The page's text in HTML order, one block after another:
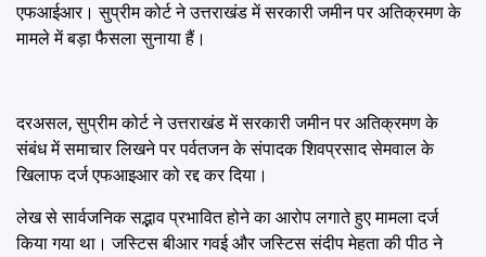
एफआईआर। सुप्रीम कोर्ट ने उत्तराखंड में सरकारी जमीन पर अतिक्रमण के
मामले में बड़ा फैसला सुनाया हैं।
दरअसल, सुप्रीम कोर्ट ने उत्तराखंड में सरकारी जमीन पर अतिक्रमण के
संबंध में समाचार लिखने पर पर्वतजन के संपादक शिवप्रसाद सेमवाल के
खिलाफ दर्ज एफआइआर को रद्द कर दिया।
लेख से सार्वजनिक सद्भाव प्रभावित होने का आरोप लगाते हुए मामला दर्ज
किया गया था। जस्टिस बीआर गवई और जस्टिस संदीप मेहता की पीठ ने